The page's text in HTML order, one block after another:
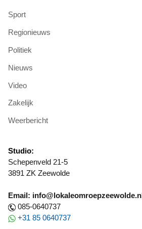
Sport
Regionieuws
Politiek
Nieuws
Video
Zakelijk
Weerbericht
Studio:
Schepenveld 21-5
3891 ZK Zeewolde
Email: info@lokaleomroepzeewolde.nl
085-0640737
+31 85 0640737